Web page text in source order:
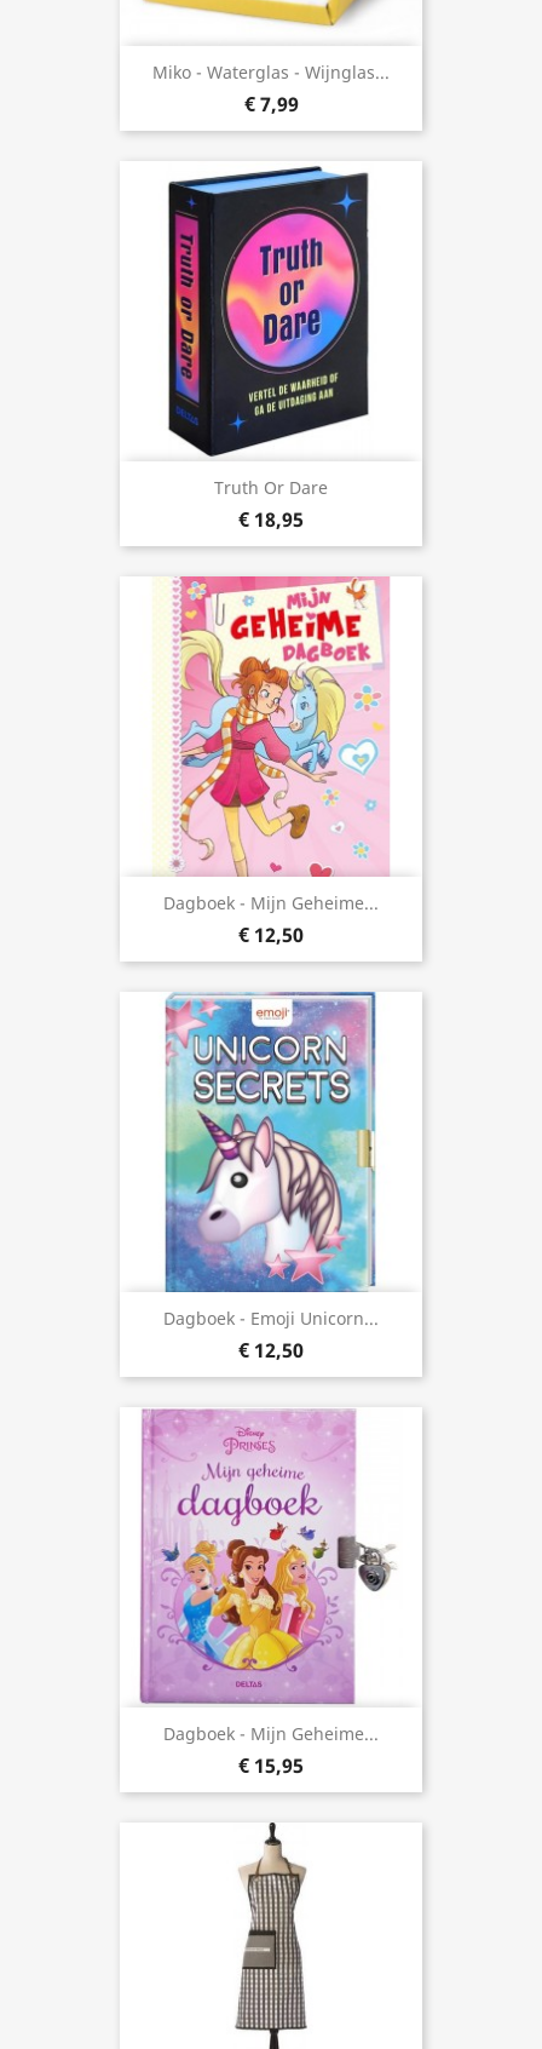
Miko - Waterglas - Wijnglas...
€ 7,99
Truth Or Dare
€ 18,95
Dagboek - Mijn Geheime...
€ 12,50
Dagboek - Emoji Unicorn...
€ 12,50
Dagboek - Mijn Geheime...
€ 15,95